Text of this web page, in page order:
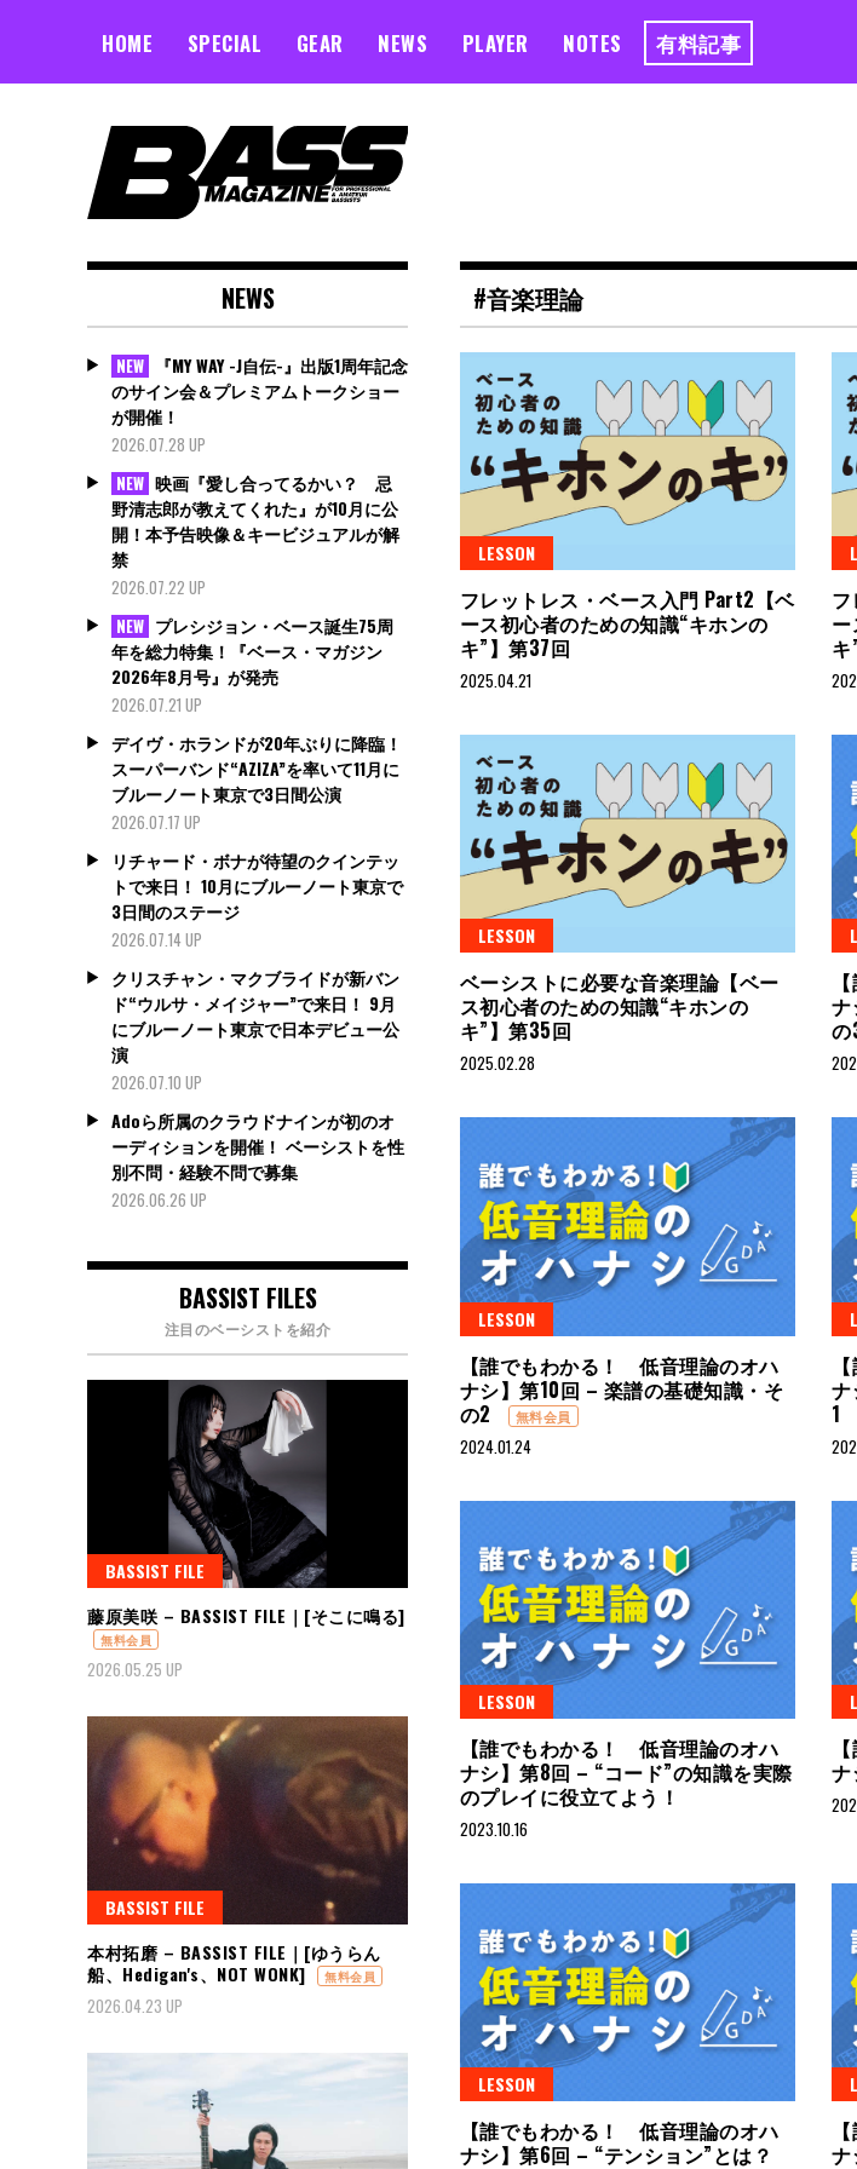
HOME SPECIAL GEAR NEWS PLAYER NOTES 有料記事
#音楽理論
LESSON
フレットレス・ベース入門 Part2【ベ
ース初心者のための知識“キホンの
キ”】第37回
2025.04.21
LESSON
ベーシストに必要な音楽理論【ベー
ス初心者のための知識“キホンの
キ”】第35回
2025.02.28
ナ
の
LESSON
【誰でもわかる！ 低音理論のオハ
ナシ】第10回 – 楽譜の基礎知識・そ
の2
無料会員
2024.01.24
ナ
1
LESSON
【誰でもわかる！ 低音理論のオハ
ナシ】第8回 – “コード”の知識を実際
のプレイに役立てよう！
2023.10.16
ナ
LESSON
【誰でもわかる！ 低音理論のオハ
ナシ】第6回 – “テンション”とは？
ナ
NEWS
NEW
『MY WAY -J自伝-』出版1周年記念
のサイン会＆プレミアムトークショー
が開催！
2026.07.28 UP
NEW 映画『愛し合ってるかい？ 忌
野清志郎が教えてくれた』が10月に公
開！本予告映像＆キービジュアルが解
禁
2026.07.22 UP
NEW プレシジョン・ベース誕生75周
年を総力特集！『ベース・マガジン
2026年8月号』が発売
2026.07.21 UP
デイヴ・ホランドが20年ぶりに降臨！
スーパーバンド“AZIZA”を率いて11月に
ブルーノート東京で3日間公演
2026.07.17 UP
リチャード・ボナが待望のクインテッ
トで来日！ 10月にブルーノート東京で
3日間のステージ
2026.07.14 UP
クリスチャン・マクブライドが新バン
ド“ウルサ・メイジャー”で来日！ 9月
にブルーノート東京で日本デビュー公
演
2026.07.10 UP
Adoら所属のクラウドナインが初のオ
ーディションを開催！ ベーシストを性
別不問・経験不問で募集
2026.06.26 UP
BASSIST FILES
注目のベーシストを紹介
BASSIST FILE
藤原美咲 – BASSIST FILE｜[そこに鳴る]
無料会員
2026.05.25 UP
BASSIST FILE
本村拓磨 – BASSIST FILE｜[ゆうらん
船、Hedigan's、NOT WONK]
無料会員
2026.04.23 UP